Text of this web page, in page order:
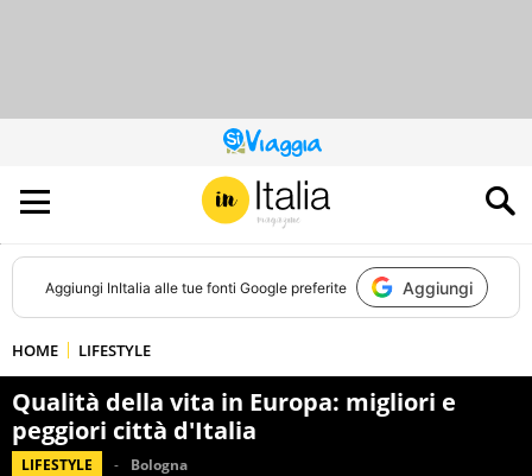
QUESTO
SITO
CONTRIBUISCE
ALL’AUDIENCE
DI
Aggiungi InItalia alle tue fonti Google preferite Aggiungi
HOME LIFESTYLE
Qualità della vita in Europa: migliori e
peggiori città d'Italia
LIFESTYLE Bologna